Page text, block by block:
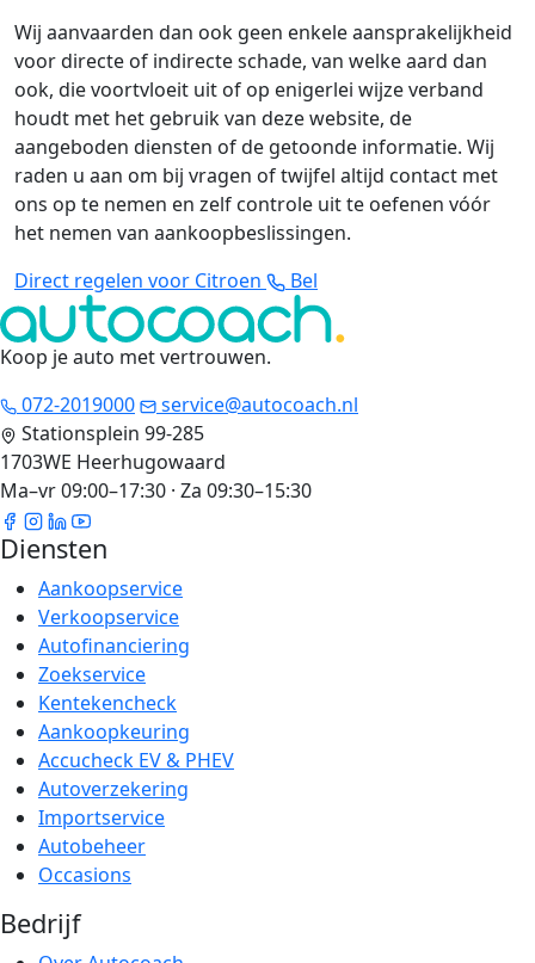
Wij aanvaarden dan ook geen enkele aansprakelijkheid
voor directe of indirecte schade, van welke aard dan
ook, die voortvloeit uit of op enigerlei wijze verband
houdt met het gebruik van deze website, de
aangeboden diensten of de getoonde informatie. Wij
raden u aan om bij vragen of twijfel altijd contact met
ons op te nemen en zelf controle uit te oefenen vóór
het nemen van aankoopbeslissingen.
Direct regelen voor Citroen
Bel
Koop je auto met vertrouwen.
072-2019000
service@autocoach.nl
Stationsplein 99-285
1703WE Heerhugowaard
Ma–vr 09:00–17:30 · Za 09:30–15:30
Diensten
Aankoopservice
Verkoopservice
Autofinanciering
Zoekservice
Kentekencheck
Aankoopkeuring
Accucheck EV & PHEV
Autoverzekering
Importservice
Autobeheer
Occasions
Bedrijf